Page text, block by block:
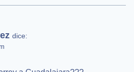
dice: